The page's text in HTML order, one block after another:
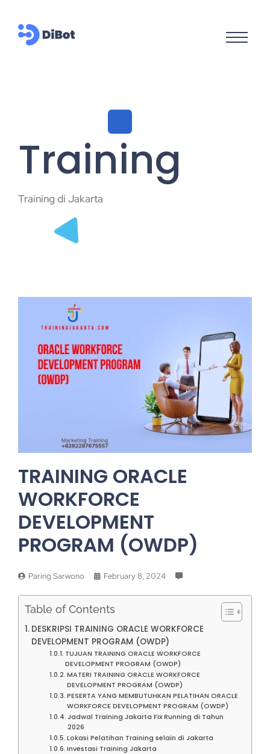
Training
Training di Jakarta
TRAINING ORACLE
WORKFORCE
DEVELOPMENT
PROGRAM (OWDP)
Paring Sarwono February 8, 2024
Table of Contents
DESKRIPSI TRAINING ORACLE WORKFORCE
DEVELOPMENT PROGRAM (OWDP)
TUJUAN TRAINING ORACLE WORKFORCE
DEVELOPMENT PROGRAM (OWDP)
MATERI TRAINING ORACLE WORKFORCE
DEVELOPMENT PROGRAM (OWDP)
PESERTA YANG MEMBUTUHKAN PELATIHAN ORACLE
WORKFORCE DEVELOPMENT PROGRAM (OWDP)
Jadwal Training Jakarta Fix Running di Tahun
2026
Lokasi Pelatihan Training selain di Jakarta
Investasi Training Jakarta